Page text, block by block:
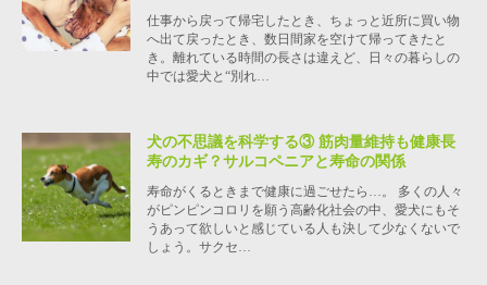
仕事から戻って帰宅したとき、ちょっと近所に買い物
へ出て戻ったとき、数日間家を空けて帰ってきたと
き。離れている時間の長さは違えど、日々の暮らしの
中では愛犬と“別れ…
犬の不思議を科学する③ 筋肉量維持も健康長
寿のカギ？サルコペニアと寿命の関係
寿命がくるときまで健康に過ごせたら…。 多くの人々
がピンピンコロリを願う高齢化社会の中、愛犬にもそ
うあって欲しいと感じている人も決して少なくないで
しょう。サクセ…